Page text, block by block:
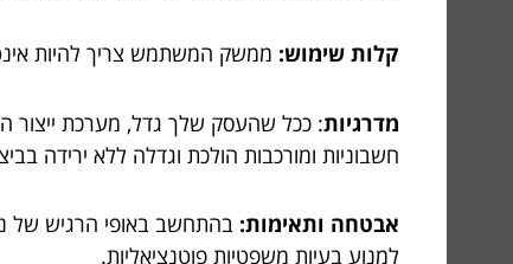
קלות שימוש: ממשק המשתמש צריך להיות
מדרגיות: ככל שהעסק שלך גדל, מערכת ייצור
חשבוניות ומורכבות הולכת וגדלה ללא ירידה
אבטחה ותאימות: בהתחשב באופי הרגיש של
למנוע בעיות משפטיות פוטנציאליות.